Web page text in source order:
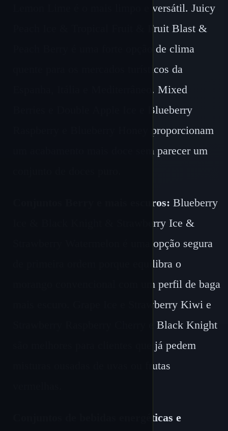
Lemon Lime é o mais limpo e versátil. Juicy
Peach Ice & Tropical Fruit & Fruit Blast &
Peach Berry é uma forte opção de clima
quente para os mercados turísticos da
Espanha, Itália e Mediterrâneo. Mixed
Berries e Double Apple Ice e Blueberry
Raspberry e Blueberry Honey proporcionam
um acabamento mais doce sem parecer um
Conjuntos Berry e mais escuros: Blueberry
Ice & Black Knight & Strawberry Ice &
Strawberry Watermelon é uma opção segura
de primeira ordem porque equilibra o
morango convencional com um perfil de baga
mais escuro. Grape Ice e Strawberry Kiwi e
Strawberry Raspberry Cherry e Black Knight
são melhores para clientes que já pedem
misturas ousadas de uvas ou frutas
Conjuntos de bebidas energéticas e